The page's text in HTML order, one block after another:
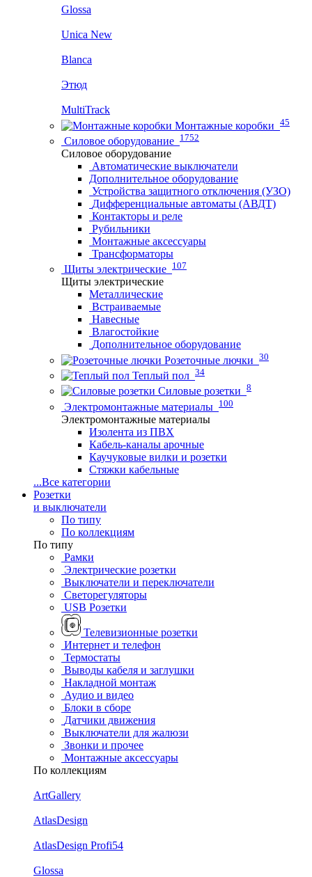
Glossa
Unica New
Blanca
Этюд
MultiTrack
Монтажные коробки 45
Силовое оборудование 1752
Силовое оборудование
Автоматические выключатели
Дополнительное оборудование
Устройства защитного отключения (УЗО)
Дифференциальные автоматы (АВДТ)
Контакторы и реле
Рубильники
Монтажные аксессуары
Трансформаторы
Щиты электрические 107
Щиты электрические
Металлические
Встраиваемые
Навесные
Влагостойкие
Дополнительное оборудование
Розеточные лючки 30
Теплый пол 34
Силовые розетки 8
Электромонтажные материалы 100
Электромонтажные материалы
Изолента из ПВХ
Кабель-каналы арочные
Каучуковые вилки и розетки
Стяжки кабельные
...Все категории
Розетки
и выключатели
По типу
По коллекциям
По типу
Рамки
Электрические розетки
Выключатели и переключатели
Светорегуляторы
USB Розетки
Телевизионные розетки
Интернет и телефон
Термостаты
Выводы кабеля и заглушки
Накладной монтаж
Аудио и видео
Блоки в сборе
Датчики движения
Выключатели для жалюзи
Звонки и прочее
Монтажные аксессуары
По коллекциям
ArtGallery
AtlasDesign
AtlasDesign Profi54
Glossa